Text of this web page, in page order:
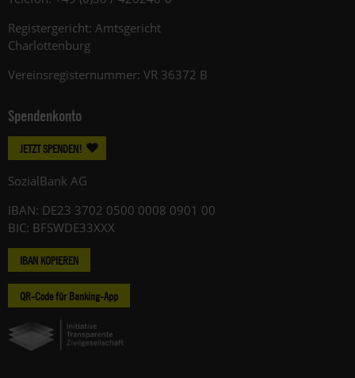
Registergericht: Amtsgericht
Charlottenburg
Vereinsregisternummer: VR 36372 B
Spendenkonto
JETZT SPENDEN!
SozialBank AG
IBAN: DE23 3702 0500 0008 0901 00
BIC: BFSWDE33XXX
IBAN KOPIEREN
QR-Code für Banking-App